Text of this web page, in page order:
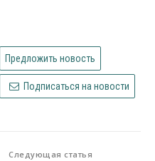
Предложить новость
Подписаться на новости
Следующая статья